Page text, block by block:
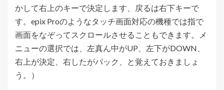
かして右上のキーで決定します、戻るは右下キーで
す。epix Proのようなタッチ画面対応の機種では指で
画面をなぞってスクロールさせることもできます。メ
ニューの選択では、左真ん中がUP、左下がDOWN、
右上が決定、右したがバック、と覚えておきましょ
う。）